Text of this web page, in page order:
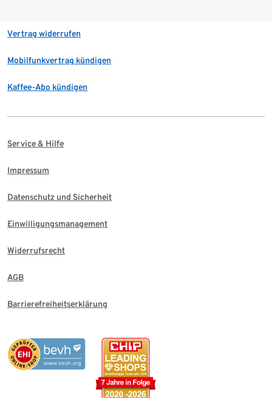
Vertrag widerrufen
Mobilfunkvertrag kündigen
Kaffee-Abo kündigen
Service & Hilfe
Impressum
Datenschutz und Sicherheit
Einwilligungsmanagement
Widerrufsrecht
AGB
Barrierefreiheitserklärung